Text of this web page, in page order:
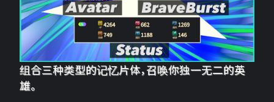
组合三种类型的记忆片体，召唤你独一无二的英
雄。